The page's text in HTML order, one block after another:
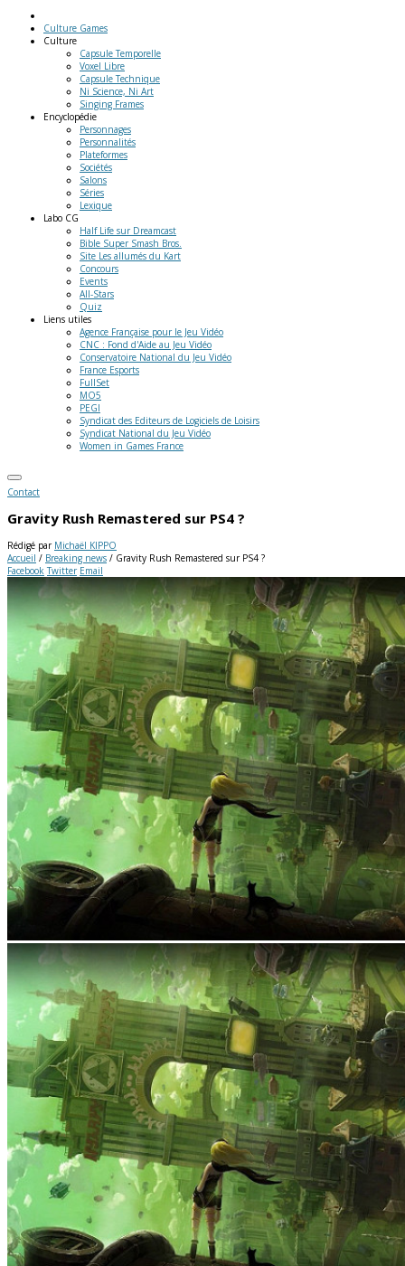
Culture Games
Culture
Capsule Temporelle
Voxel Libre
Capsule Technique
Ni Science, Ni Art
Singing Frames
Encyclopédie
Personnages
Personnalités
Plateformes
Sociétés
Salons
Séries
Lexique
Labo CG
Half Life sur Dreamcast
Bible Super Smash Bros.
Site Les allumés du Kart
Concours
Events
All-Stars
Quiz
Liens utiles
Agence Française pour le Jeu Vidéo
CNC : Fond d'Aide au Jeu Vidéo
Conservatoire National du Jeu Vidéo
France Esports
FullSet
MO5
PEGI
Syndicat des Editeurs de Logiciels de Loisirs
Syndicat National du Jeu Vidéo
Women in Games France
Contact
Gravity Rush Remastered sur PS4 ?
Rédigé par Michaël KIPPO
Accueil / Breaking news / Gravity Rush Remastered sur PS4 ?
Facebook Twitter Email